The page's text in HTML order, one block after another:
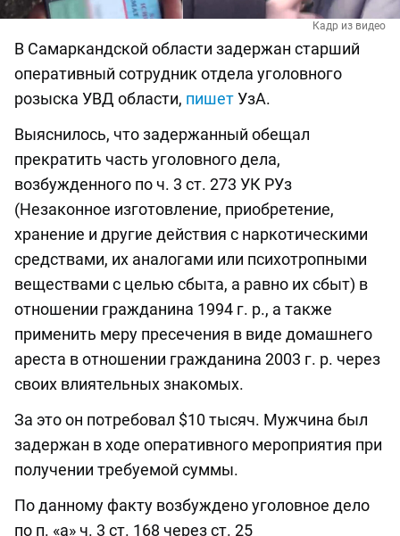
Кадр из видео
В Самаркандской области задержан старший
оперативный сотрудник отдела уголовного
розыска УВД области, пишетУзА.
Выяснилось, что задержанный обещал
прекратить часть уголовного дела,
возбужденного по ч. 3 ст. 273 УК РУз
(Незаконное изготовление, приобретение,
хранение и другие действия с наркотическими
средствами, их аналогами или психотропными
веществами с целью сбыта, а равно их сбыт) в
отношении гражданина 1994 г. р., а также
применить меру пресечения в виде домашнего
ареста в отношении гражданина 2003 г. р. через
своих влиятельных знакомых.
За это он потребовал $10 тысяч. Мужчина был
задержан в ходе оперативного мероприятия при
получении требуемой суммы.
По данному факту возбуждено уголовное дело
по п. «а» ч. 3 ст. 168 через ст. 25